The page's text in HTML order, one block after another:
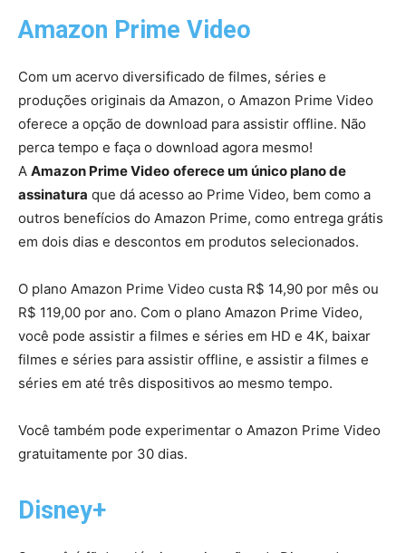
Amazon Prime Video
Com um acervo diversificado de filmes, séries e
produções originais da Amazon, o Amazon Prime Video
oferece a opção de download para assistir offline. Não
perca tempo e faça o download agora mesmo!
A Amazon Prime Video oferece um único plano de
assinatura que dá acesso ao Prime Video, bem como a
outros benefícios do Amazon Prime, como entrega grátis
em dois dias e descontos em produtos selecionados.
O plano Amazon Prime Video custa R$ 14,90 por mês ou
R$ 119,00 por ano. Com o plano Amazon Prime Video,
você pode assistir a filmes e séries em HD e 4K, baixar
filmes e séries para assistir offline, e assistir a filmes e
séries em até três dispositivos ao mesmo tempo.
Você também pode experimentar o Amazon Prime Video
gratuitamente por 30 dias.
Disney+